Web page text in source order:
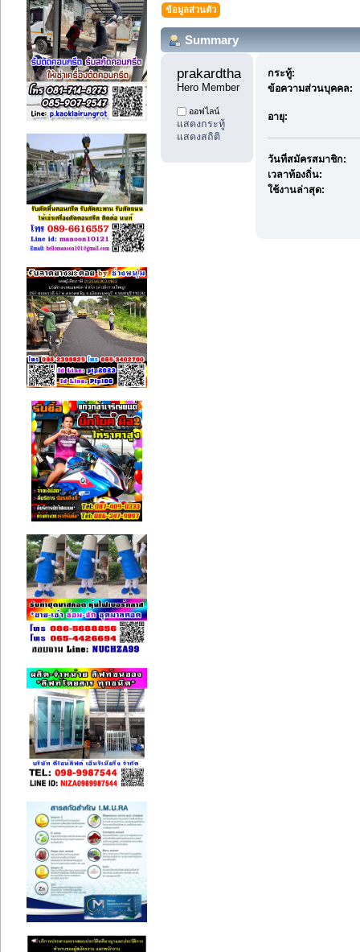
ข้อมูลส่วนตัว
Summary
Hero Member
ออฟไลน์
แสดงกระทู้
แสดงสถิติ
กระทู้:
ข้อความส่วนบุคคล:
อายุ:
วันที่สมัครสมาชิก:
เวลาท้องถิ่น:
ใช้งานล่าสุด: